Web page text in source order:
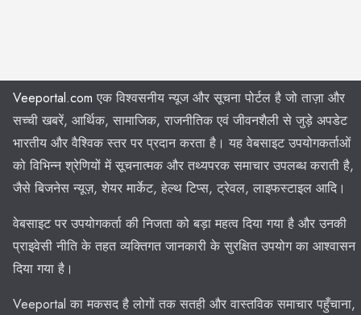
Veeportal.com एक विश्वसनीय न्यूज और सूचना पोर्टल है जो ताज़ा और
सच्ची खबरें, आर्थिक, सामाजिक, राजनीतिक एवं जीवनशैली से जुड़े अपडेट
भारतीय और वैश्विक स्तर पर प्रदान करता है। यह वेबसाइट उपयोगकर्ताओं
को विभिन्न श्रेणियों में सूचनात्मक और तथ्यपरक समाचार उपलब्ध कराती है,
जैसे बिजनेस न्यूज़, शेयर मार्केट, हेल्थ टिप्स, ट्रेवल, लाइफस्टाइल आदि।
वेबसाइट पर उपयोगकर्ता की निजता को बड़ा महत्व दिया गया है और उनकी
प्राइवेसी नीति के तहत व्यक्तिगत जानकारी के सुरक्षित उपयोग का आश्वासन
दिया गया है।
Veeportal का मकसद है लोगों तक सतही और वास्तविक समाचार पहुँचाना,